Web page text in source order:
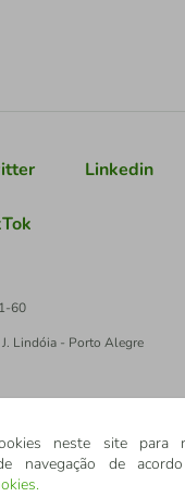
Linkedin
60
Lindóia - Porto Alegre
neste site para
navegação de
.